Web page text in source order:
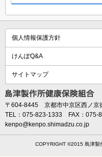
個人情報保護方針
けんぽQ&A
サイトマップ
〒604-8445 京都市中京区西ノ京
TEL：075-823-1333 FAX：075-
kenpo@kenpo.shimadzu.co.jp
COPYRIGHT ©2015 島津製